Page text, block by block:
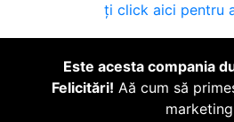
ți click aici pentru
Este acesta compania
Felicitări! Aă cum să
marketing